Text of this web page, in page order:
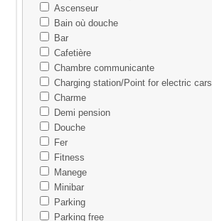
Ascenseur
Bain où douche
Bar
Cafetière
Chambre communicante
Charging station/Point for electric cars
Charme
Demi pension
Douche
Fer
Fitness
Manege
Minibar
Parking
Parking free